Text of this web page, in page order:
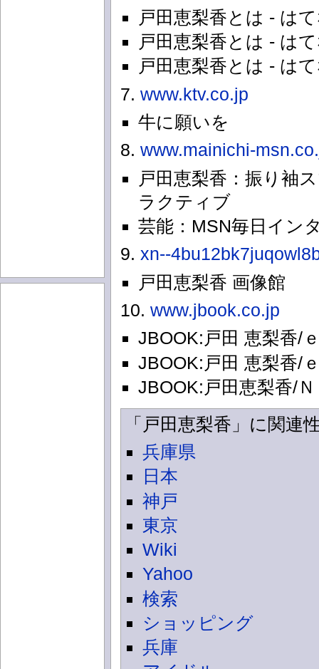
戸田恵梨香とは - は
戸田恵梨香とは - は
戸田恵梨香とは - は
7. www.ktv.co.jp
牛に願いを
8. www.mainichi-
戸田恵梨香：振り袖
ラクティブ
芸能：MSN毎日イン
9. xn--
戸田恵梨香 画像館
10. www.jbook.co.jp
JBOOK:戸田 恵梨香/
JBOOK:戸田 恵梨香/
JBOOK:戸田恵梨香/
「戸田恵梨香」に関
兵庫県
日本
神戸
東京
Wiki
Yahoo
検索
ショッピング
兵庫